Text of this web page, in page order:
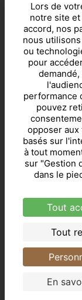
Vivez
©
Mentions
Lors de
notre site
accord, nos
nous
ou
pour
performance
pouvez
opposer
basés sur
à tout
sur "Gestion
dans le
Tout
Tout
En